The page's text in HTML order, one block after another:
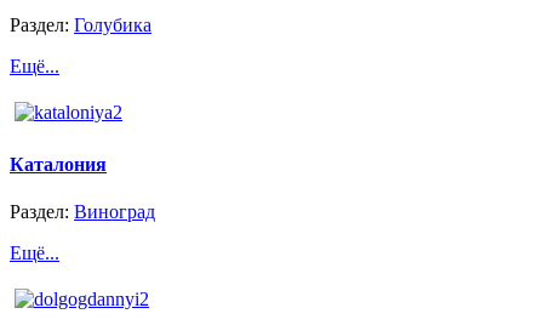
Раздел: Голубика
Ещё...
Каталония
Раздел: Виноград
Ещё...